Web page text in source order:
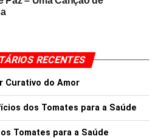
RECENTES
Curativo do Amor
dos Tomates para a Saúde
Tomates para a Saúde